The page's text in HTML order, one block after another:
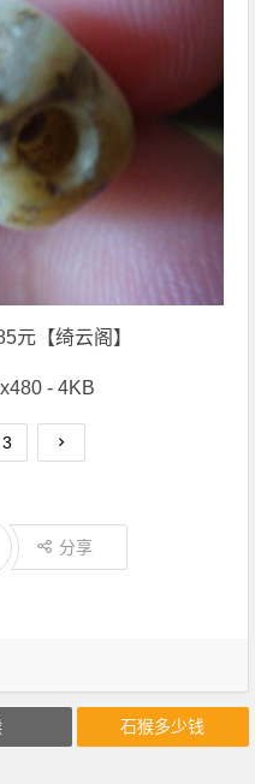
元【绮云阁】
- 4KB
3
分享
石猴多少钱